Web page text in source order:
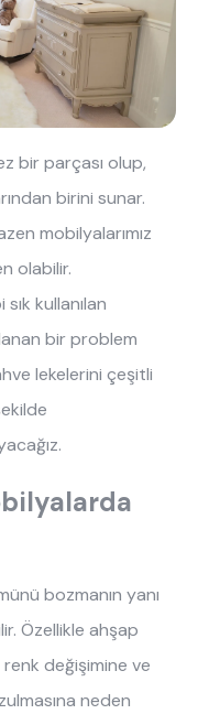
8 543
bir parçası olup,
birini sunar.
mobilyalarımız
olabilir.
sık kullanılan
bir problem
lekelerini çeşitli
bozmanın yanı
Özellikle ahşap
değişimine ve
neden